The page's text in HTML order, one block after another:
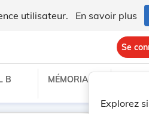
utilisateur. En savoir plus
Se
Explorez
B MÉMORIAL C